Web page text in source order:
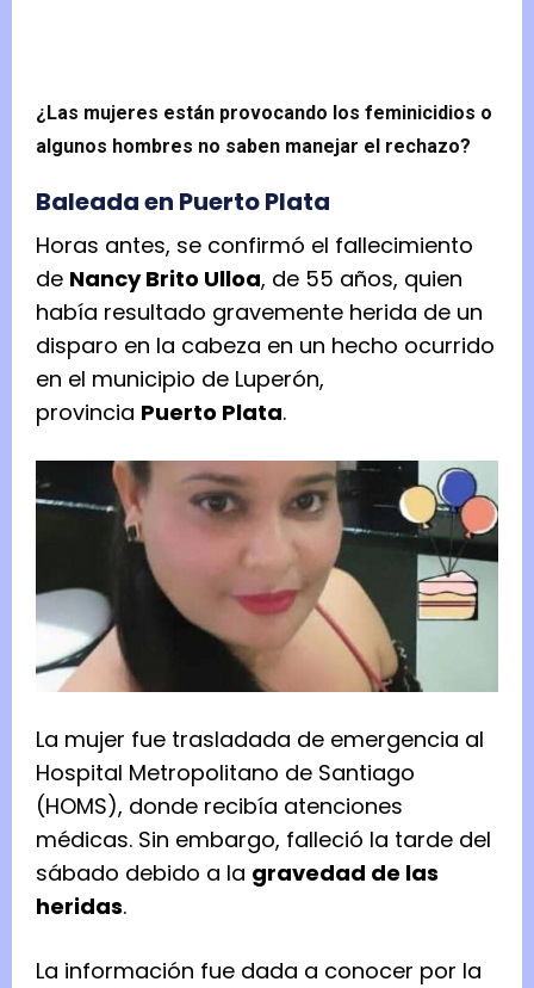
¿Las mujeres están provocando los feminicidios o
algunos hombres no saben manejar el rechazo?
Baleada en Puerto Plata
Horas antes, se confirmó el fallecimiento
de Nancy Brito Ulloa, de 55 años, quien
había resultado gravemente herida de un
disparo en la cabeza en un hecho ocurrido
en el municipio de Luperón,
provincia Puerto Plata.
La mujer fue trasladada de emergencia al
Hospital Metropolitano de Santiago
(HOMS), donde recibía atenciones
médicas. Sin embargo, falleció la tarde del
sábado debido a la gravedad de las
heridas.
La información fue dada a conocer por la